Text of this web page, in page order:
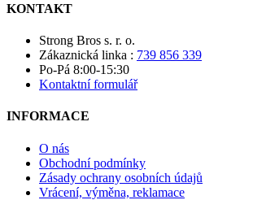
KONTAKT
Strong Bros s. r. o.
Zákaznická linka : 739 856 339
Po-Pá 8:00-15:30
Kontaktní formulář
INFORMACE
O nás
Obchodní podmínky
Zásady ochrany osobních údajů
Vrácení, výměna, reklamace